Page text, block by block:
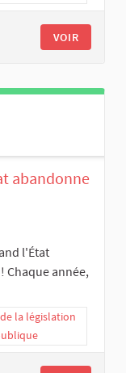
VOIR
abandonne
l'État
Chaque année,
la législation